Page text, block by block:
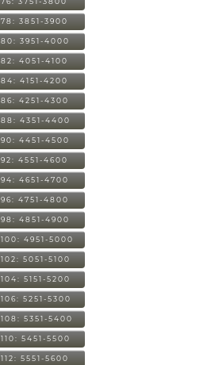
78: 3851-3900
80: 3951-4000
82: 4051-4100
84: 4151-4200
86: 4251-4300
88: 4351-4400
90: 4451-4500
92: 4551-4600
94: 4651-4700
96: 4751-4800
98: 4851-4900
100: 4951-5000
102: 5051-5100
104: 5151-5200
106: 5251-5300
108: 5351-5400
110: 5451-5500
112: 5551-5600